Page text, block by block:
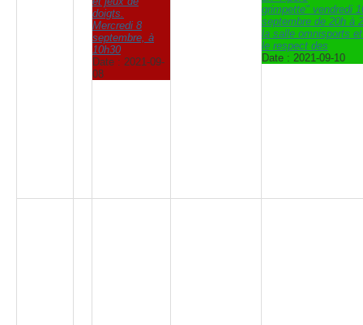
doigts.
Mercredi 8
septembre, à
10h30
Date : 2021-09-
08
grimpette" vendredi
septembre de 20h à
la salle omnisports
le respect des
Date : 2021-09-10